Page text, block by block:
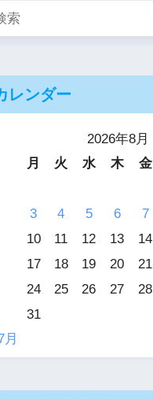
レンダー
2026年8月
月
火 水 木 金
3
4 5 6 7
10
11 12 13 14
17
18 19 20 21
24
25 26 27 28
31
月